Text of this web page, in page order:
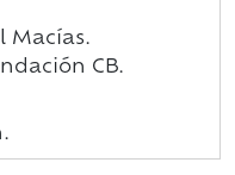
Macías.
CB.